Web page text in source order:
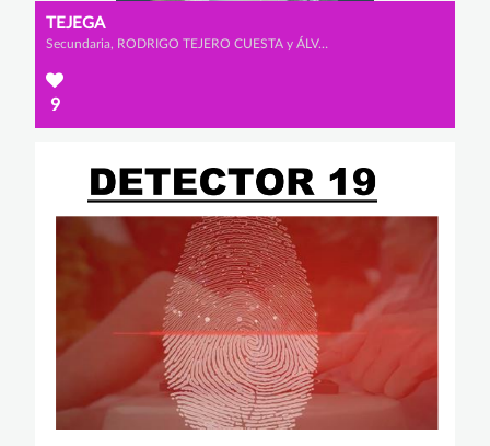
TEJEGA
Secundaria, RODRIGO TEJERO CUESTA y ÁLVARO ORTEGA FERNÁNDEZ
9